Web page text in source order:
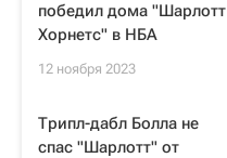
победил дома "Шарлотт
Хорнетс" в НБА
12 ноября 2023
Трипл-дабл Болла не
спас "Шарлотт" от